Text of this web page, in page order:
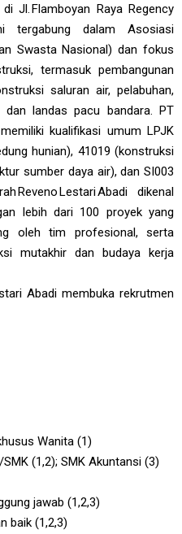
Jl. Flamboyan Raya Regency
tergabung dalam Asosiasi
Swasta Nasional) dan fokus
termasuk pembangunan
saluran air, pelabuhan,
landas pacu bandara. PT
kualifikasi umum LPJK
hunian), 41019 (konstruksi
sumber daya air), dan SI003
Reveno Lestari Abadi dikenal
lebih dari 100 proyek yang
oleh tim profesional, serta
mutakhir dan budaya kerja
Abadi membuka rekrutmen
Wanita (1)
(1,2); SMK Akuntansi (3)
jawab (1,2,3)
baik (1,2,3)